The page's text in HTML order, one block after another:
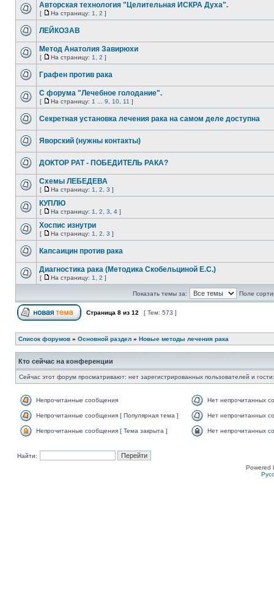
Авторская технология "Целительная ИСКРА Духа".
[ На страницу: 1 2 ]
ЛЕЙКОЗАВ
Метод Анатолия Завирюхи
[ На страницу: 1 2 ]
Графен против рака
С форума "Лечебное голодание".
[ На страницу: 1 9 10 11 ]
Секретная установка лечения рака на самом деле доступна
Яворский (нужны контакты)
ДОКТОР РАТ - ПОБЕДИТЕЛЬ РАКА?
Схемы ЛЕБЕДЕВА
[ На страницу: 1 2 3 ]
КУПЛЮ
[ На страницу: 1 2 3 4 ]
Хоспис изнутри
[ На страницу: 1 2 3 ]
Капсаицин против рака
Диагностика рака (Методика Скобельциной Е.С.)
[ На страницу: 1 2 ]
Показать темы за: Поле
Страница 8 из 12 [ Тем: 573 ]
Список форумов » Основной раздел » Новые методы лечения рака
Кто сейчас на конференции
Сейчас этот форум просматривают: нет зарегистрированных пользователей и
Непрочитанные сообщения Нет непрочитанных
Непрочитанные сообщения [ Популярная тема ] Нет непрочитанных
Непрочитанные сообщения [ Тема закрыта ] Нет непрочитанных
Найти:
Powered